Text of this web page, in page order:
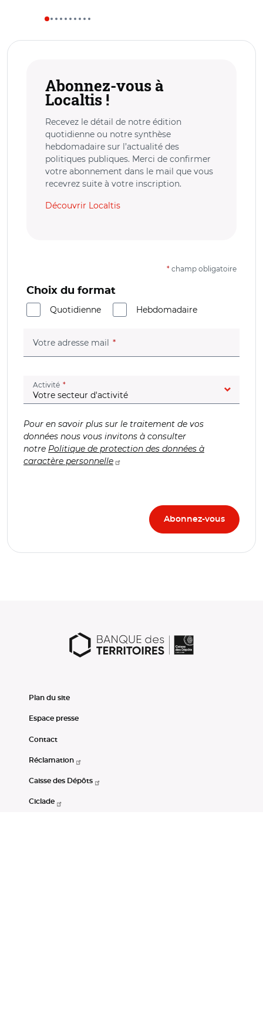
Abonnez-vous à
Localtis !
Recevez le détail de notre édition
quotidienne ou notre synthèse
hebdomadaire sur l’actualité des
politiques publiques. Merci de confirmer
votre abonnement dans le mail que vous
recevrez suite à votre inscription.
Découvrir Localtis
* champ obligatoire
Choix du format
Quotidienne
Hebdomadaire
Votre adresse mail (champ obligatoire)
Activité (champ obligatoire)
Pour en savoir plus sur le traitement de vos
données nous vous invitons à consulter
notre Politique de protection des données à
caractère personnelle
Plan du site
Espace presse
Contact
Réclamation
Caisse des Dépôts
Ciclade